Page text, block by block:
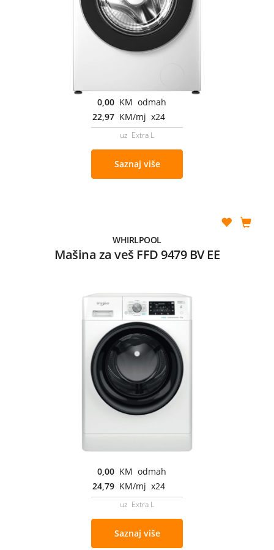
0,00 KM odmah
22,97 KM/mj x24
uz Extra L
Saznaj više
WHIRLPOOL
Mašina za veš FFD 9479 BV EE
0,00 KM odmah
24,79 KM/mj x24
uz Extra L
Saznaj više